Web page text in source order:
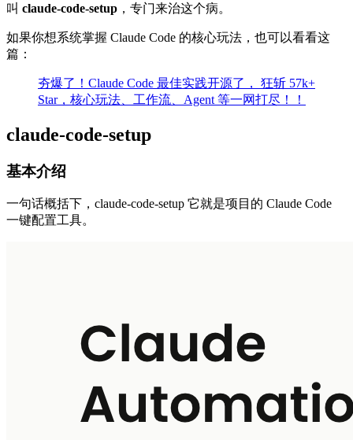
叫 claude-code-setup ，专门来治这个病。
如果你想系统掌握 Claude Code 的核心玩法，也可以看看这
篇：
夯爆了！Claude Code 最佳实践开源了， 狂斩 57k+
Star，核心玩法、工作流、Agent 等一网打尽！！
claude-code-setup
基本介绍
一句话概括下，claude-code-setup 它就是项目的 Claude Code
一键配置工具。